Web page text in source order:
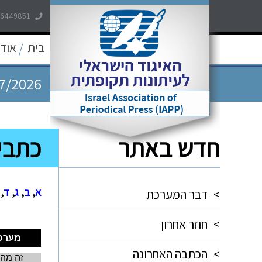
בית /
2026
2026
2026
2026
חדש באתר
> דבר המערכת
> חוזר אחרון
> הכתבה האחרונה
א,ב, ג, ד,
זה